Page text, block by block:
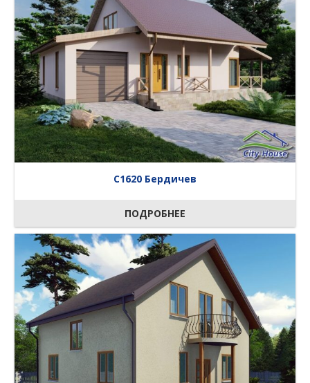
C1620 Бердичев
ПОДРОБНЕЕ